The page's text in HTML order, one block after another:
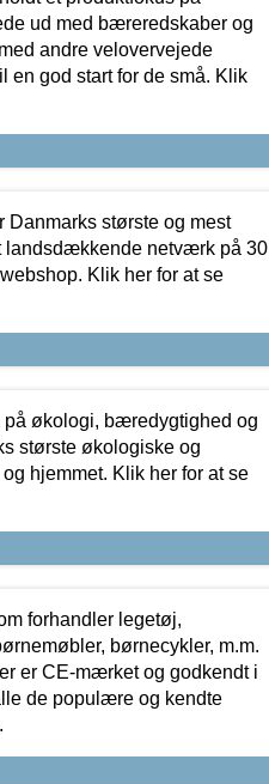
ud med bæreredskaber og
andre velovervejede
en god start for de små. Klik
Danmarks største og mest
landsdækkende netværk på 30
Klik her for at se
på økologi, bæredygtighed og
største økologiske og
hjemmet. Klik her for at se
forhandler legetøj,
børnecykler, m.m.
er CE-mærket og godkendt i
de populære og kendte